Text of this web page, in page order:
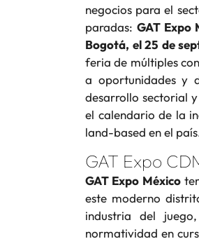
negocios para el
paradas:GAT Expo
Bogotá, el 25 de
feria de múltiples
a oportunidades y
desarrollo sectorial
el calendario de la
land-based en el
GAT Expo
GAT Expo México
este moderno
industria del
normatividad en